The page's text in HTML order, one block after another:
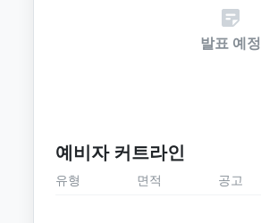
발표 예정
예비자 커트라인
유형 면적 공고